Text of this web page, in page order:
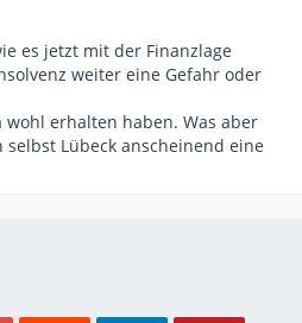
es jetzt mit der Finanzlage
weiter eine Gefahr oder
wohl erhalten haben. Was aber
Lübeck anscheinend eine